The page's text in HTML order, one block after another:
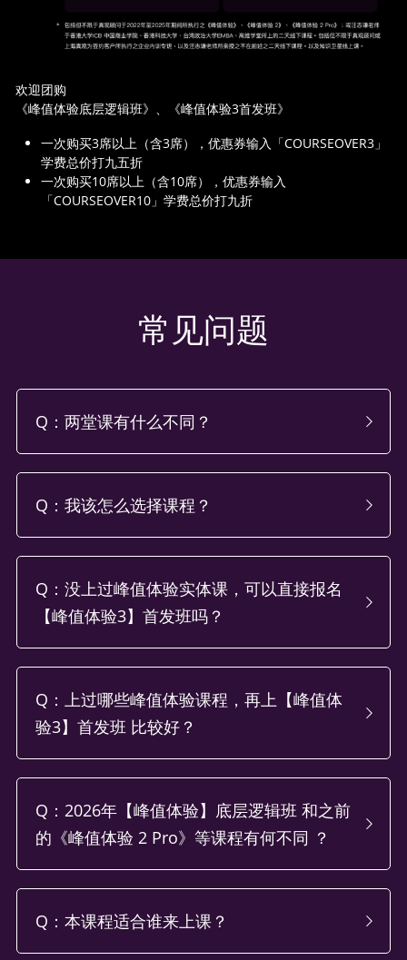
欢迎团购
《峰值体验底层逻辑班》、《峰值体验3首发班》
一次购买3席以上（含3席），优惠券输入「COURSEOVER3」
学费总价打九五折
一次购买10席以上（含10席），优惠券输入
「COURSEOVER10」学费总价打九折
常见问题
Q：两堂课有什么不同？
Q：我该怎么选择课程？
Q：没上过峰值体验实体课，可以直接报名
【峰值体验3】首发班吗？
Q：上过哪些峰值体验课程，再上【峰值体
验3】首发班 比较好？
Q：2026年【峰值体验】底层逻辑班 和之前
的《峰值体验 2 Pro》等课程有何不同 ？
Q：本课程适合谁来上课？